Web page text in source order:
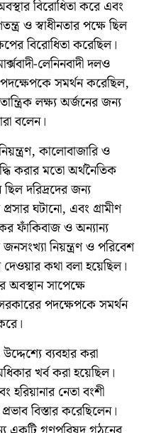
বিরোধিতা করে এবং
ও স্বাধীনতার পক্ষে ছিল
বিরোধিতা করেছিল।
লেনিনবাদী দলও
সমর্থন করেছিল,
লক্ষ্য অর্জনের জন্য
বলেন।
কালোবাজারি ও
করার মতো অর্থনৈতিক
দরিদ্রদের জন্য
প্রসার ঘটানো, এবং গ্রামীণ
ফাঁকিবাজ ও অন্যান্য
নিয়ন্ত্রণ ও পরিবেশ
কথা বলা হয়েছিল।
সাপেক্ষে
পদক্ষেপকে সমর্থন
ব্যবহার করা
খর্ব করা হয়েছিল।
নেতা বংশী
বিস্তার করেছিলেন।